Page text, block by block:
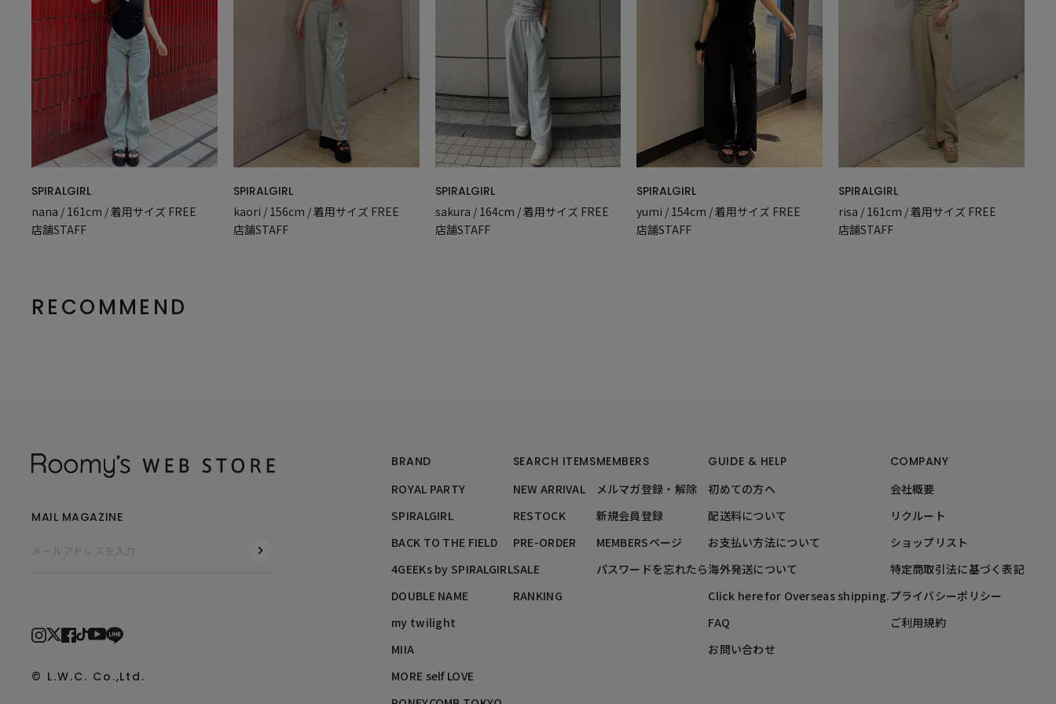
SPIRALGIRL
nana / 161cm / 着用サイズ FREE
店舗STAFF
SPIRALGIRL
kaori / 156cm / 着用サイズ FREE
店舗STAFF
SPIRALGIRL
sakura / 164cm / 着用サイズ FREE
店舗STAFF
SPIRALGIRL
yumi / 154cm / 着用サイズ FREE
店舗STAFF
SPIRALGIRL
risa / 161cm / 着用サイズ FREE
店舗STAFF
RECOMMEND
BRAND
ROYAL PARTY
SPIRALGIRL
BACK TO THE FIELD
4GEEKs by SPIRALGIRL
DOUBLE NAME
my twilight
MIIA
MORE self LOVE
SEARCH ITEMS
NEW ARRIVAL
RESTOCK
PRE-ORDER
SALE
RANKING
MEMBERS
メルマガ登録・解除
新規会員登録
MEMBERSページ
パスワードを忘れたら
GUIDE & HELP
初めての方へ
配送料について
お支払い方法について
海外発送について
Click here for Overseas shipping.
FAQ
お問い合わせ
COMPANY
会社概要
リクルート
ショップリスト
特定商取引法に基づく表記
プライバシーポリシー
ご利用規約
MAIL MAGAZINE
© L.W.C. Co.,Ltd.